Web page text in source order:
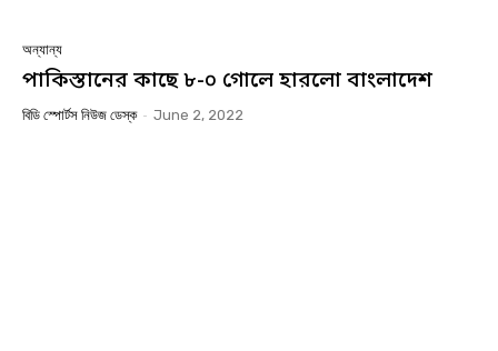
অন্যান্য
পাকিস্তানের কাছে ৮-০ গোলে হারলো বাংলাদেশ
বিডি স্পোর্টস নিউজ ডেস্ক - June 2, 2022